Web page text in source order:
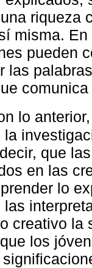
riqueza
misma.
pueden
las
lo
la
que
en las
lo
creativo la
los